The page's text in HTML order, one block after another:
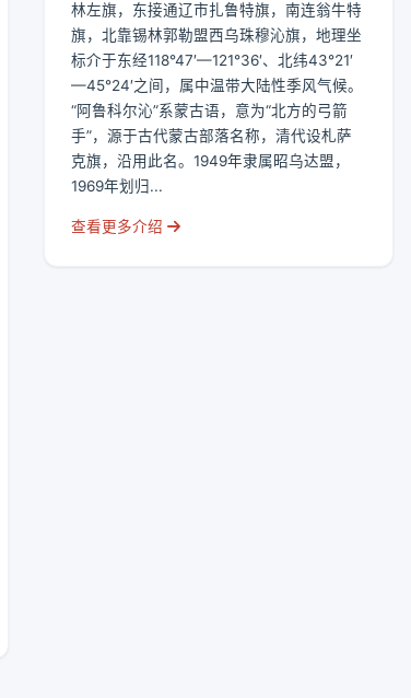
林左旗，东接通辽市扎鲁特旗，南连翁牛特
旗，北靠锡林郭勒盟西乌珠穆沁旗，地理坐
标介于东经118°47′—121°36′、北纬43°21′
—45°24′之间，属中温带大陆性季风气候。
“阿鲁科尔沁”系蒙古语，意为“北方的弓箭
手”，源于古代蒙古部落名称，清代设札萨
克旗，沿用此名。1949年隶属昭乌达盟，
1969年划归...
查看更多介绍